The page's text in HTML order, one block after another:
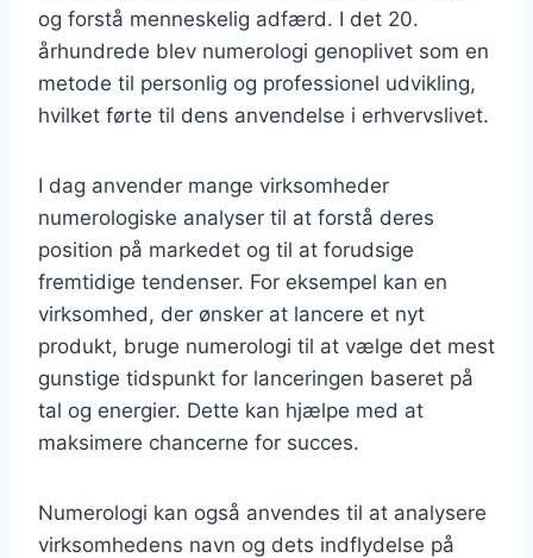
og forstå menneskelig adfærd. I det 20.
århundrede blev numerologi genoplivet som en
metode til personlig og professionel udvikling,
hvilket førte til dens anvendelse i erhvervslivet.
I dag anvender mange virksomheder
numerologiske analyser til at forstå deres
position på markedet og til at forudsige
fremtidige tendenser. For eksempel kan en
virksomhed, der ønsker at lancere et nyt
produkt, bruge numerologi til at vælge det mest
gunstige tidspunkt for lanceringen baseret på
tal og energier. Dette kan hjælpe med at
maksimere chancerne for succes.
Numerologi kan også anvendes til at analysere
virksomhedens navn og dets indflydelse på